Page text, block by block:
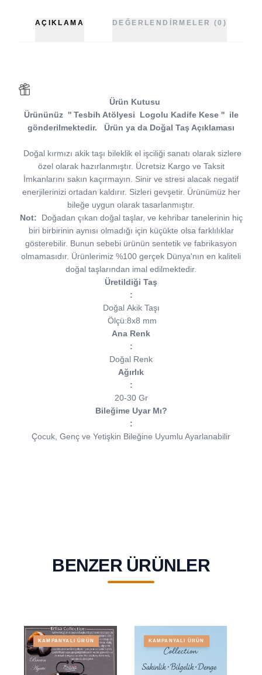
AÇIKLAMA DEĞERLENDIRMELER (0)
Ürün Kutusu
Ürününüz '' Tesbih Atölyesi Logolu Kadife Kese '' ile
gönderilmektedir.
Ürün ya da Doğal Taş Açıklaması
Doğal kırmızı akik taşı bileklik el işciliği sanatı olarak sizlere
özel olarak hazırlanmıştır. Ücretsiz Kargo ve Taksit
İmkanlarını sakın kaçırmayın. Sinir ve stresi alacak negatif
enerjilerinizi ortadan kaldırır. Sizleri gevşetir. Ürünümüz her
bileğe uygun olarak tasarlanmıştır.
Not: Doğadan çıkan doğal taşlar, ve kehribar tanelerinin hiç
biri birbirinin aynısı olmadığı için küçükte olsa farklılıklar
gösterebilir. Bunun sebebi ürünün sentetik ve fabrikasyon
olmamasıdır. Ürünlerimiz %100 gerçek Dünya'nın en kaliteli
doğal taşlarından imal edilmektedir.
Üretildiği Taş
:
Doğal Akik Taşı
Ölçü:8x8 mm
Ana Renk
:
Doğal Renk
Ağırlık
:
20-30 Gr
Bileğime Uyar Mı?
:
Çocuk, Genç ve Yetişkin Bileğine Uyumlu Ayarlanabilir
BENZER ÜRÜNLER
KAMPANYALI ÜRÜN KAMPANYALI ÜRÜN